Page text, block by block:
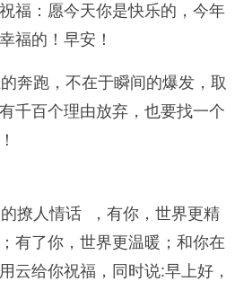
福：愿今天你是快乐的，今年
福的！早安！
奔跑，不在于瞬间的爆发，取
千百个理由放弃，也要找一个
撩人情话 ，有你，世界更精
有了你，世界更温暖；和你在
云给你祝福，同时说:早上好，